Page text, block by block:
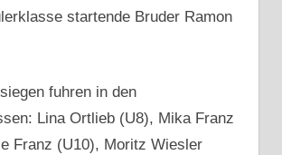
startende Bruder Ramon
fuhren in den
Lina Ortlieb (U8), Mika Franz
Franz (U10), Moritz Wiesler